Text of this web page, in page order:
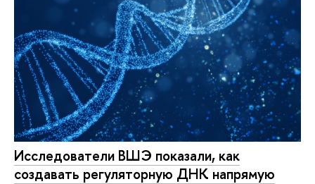
Исследователи ВШЭ показали, как
создавать регуляторную ДНК напрямую